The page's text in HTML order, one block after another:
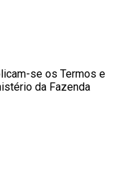
se os Termos e
da Fazenda